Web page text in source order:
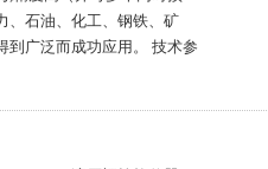
、石油、化工、钢铁、矿
到广泛而成功应用。 技术参